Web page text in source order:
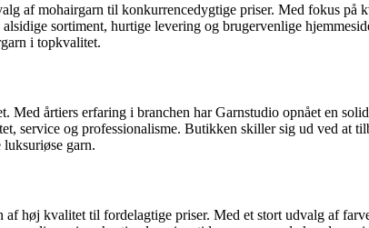
af mohairgarn til konkurrencedygtige priser. Med fokus på
sortiment, hurtige levering og brugervenlige
i topkvalitet.
årtiers erfaring i branchen har Garnstudio opnået en
service og professionalisme. Butikken skiller sig ud ved at
garn.
høj kvalitet til fordelagtige priser. Med et stort udvalg af